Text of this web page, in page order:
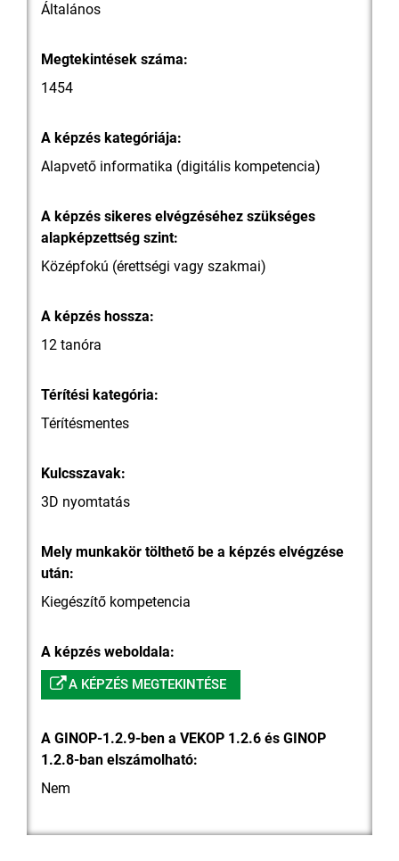
Általános
Megtekintések száma:
1454
A képzés kategóriája:
Alapvető informatika (digitális kompetencia)
A képzés sikeres elvégzéséhez szükséges
alapképzettség szint:
Középfokú (érettségi vagy szakmai)
A képzés hossza:
12 tanóra
Térítési kategória:
Térítésmentes
Kulcsszavak:
3D nyomtatás
Mely munkakör tölthető be a képzés elvégzése
után:
Kiegészítő kompetencia
A képzés weboldala:
A KÉPZÉS MEGTEKINTÉSE
A GINOP-1.2.9-ben a VEKOP 1.2.6 és GINOP
1.2.8-ban elszámolható:
Nem